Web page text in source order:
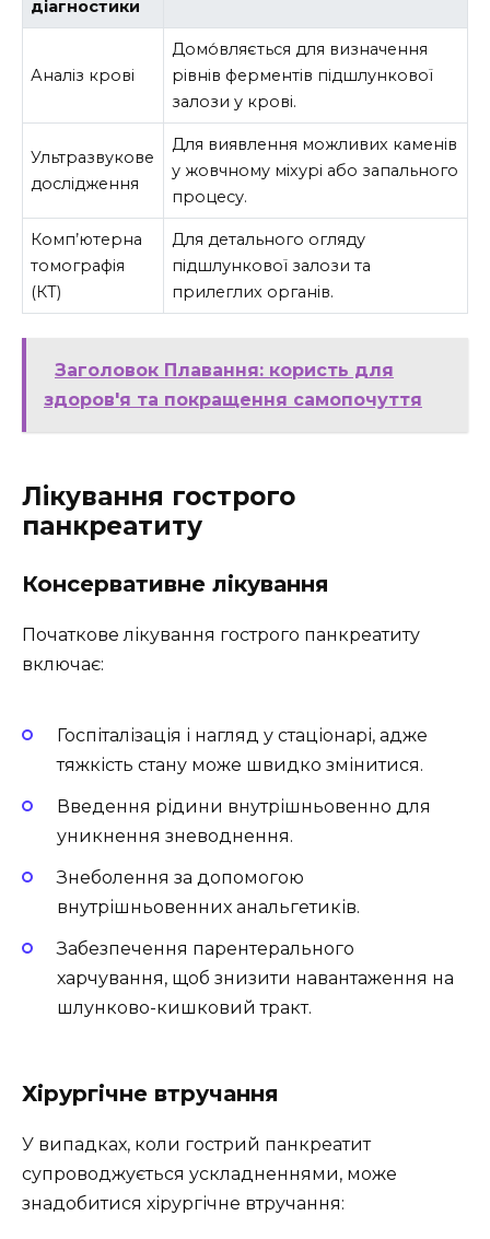
діагностики
Аналіз крові
Домо́вляється для визначення
рівнів ферментів підшлункової
залози у крові.
Ультразвукове
дослідження
Для виявлення можливих каменів
у жовчному міхурі або запального
процесу.
Комп’ютерна
томографія
(КТ)
Для детального огляду
підшлункової залози та
прилеглих органів.
Заголовок Плавання: користь для
здоров'я та покращення самопочуття
Лікування гострого
панкреатиту
Консервативне лікування
Початкове лікування гострого панкреатиту
включає:
Госпіталізація і нагляд у стаціонарі, адже
тяжкість стану може швидко змінитися.
Введення рідини внутрішньовенно для
уникнення зневоднення.
Знеболення за допомогою
внутрішньовенних анальгетиків.
Забезпечення парентерального
харчування, щоб знизити навантаження на
шлунково-кишковий тракт.
Хірургічне втручання
У випадках, коли гострий панкреатит
супроводжується ускладненнями, може
знадобитися хірургічне втручання: